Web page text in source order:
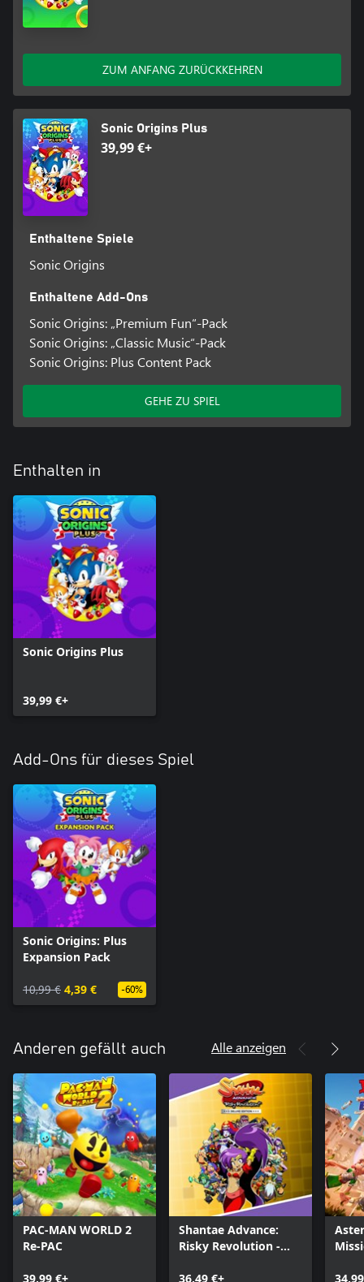
ZUM ANFANG ZURÜCKKEHREN
Sonic Origins Plus
39,99 €+
Enthaltene Spiele
Sonic Origins
Enthaltene Add-Ons
Sonic Origins: „Premium Fun“-Pack
Sonic Origins: „Classic Music“-Pack
Sonic Origins: Plus Content Pack
GEHE ZU SPIEL
Enthalten in
Sonic Origins Plus
39,99 €+
Add-Ons für dieses Spiel
Sonic Origins: Plus
Expansion Pack
10,99 € 4,39 € -60%
Anderen gefällt auch Alle anzeigen
PAC-MAN WORLD 2
Re-PAC
39,99 €+
Shantae Advance:
Risky Revolution -
36,49 €+